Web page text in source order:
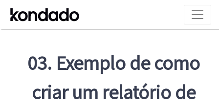
03. Exemplo de como
criar um relatório de